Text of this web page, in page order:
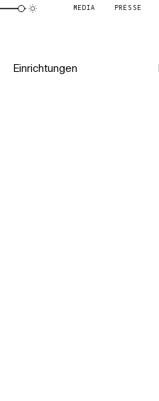
MEDIA PRESSE
Einrichtungen